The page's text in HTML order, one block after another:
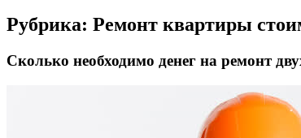
Рубрика: Ремонт квартиры
Сколько необходимо денег на ремонт